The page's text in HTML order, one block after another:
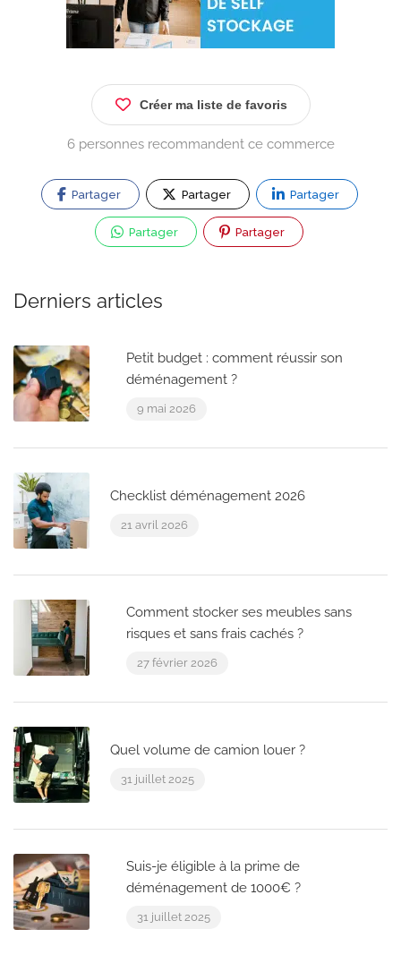
Créer ma liste de favoris
6 personnes recommandent ce commerce
Partager Partager Partager
Partager Partager
Derniers articles
Petit budget : comment réussir son
déménagement ?
9 mai 2026
Checklist déménagement 2026
21 avril 2026
Comment stocker ses meubles sans
risques et sans frais cachés ?
27 février 2026
Quel volume de camion louer ?
31 juillet 2025
Suis-je éligible à la prime de
déménagement de 1000€ ?
31 juillet 2025